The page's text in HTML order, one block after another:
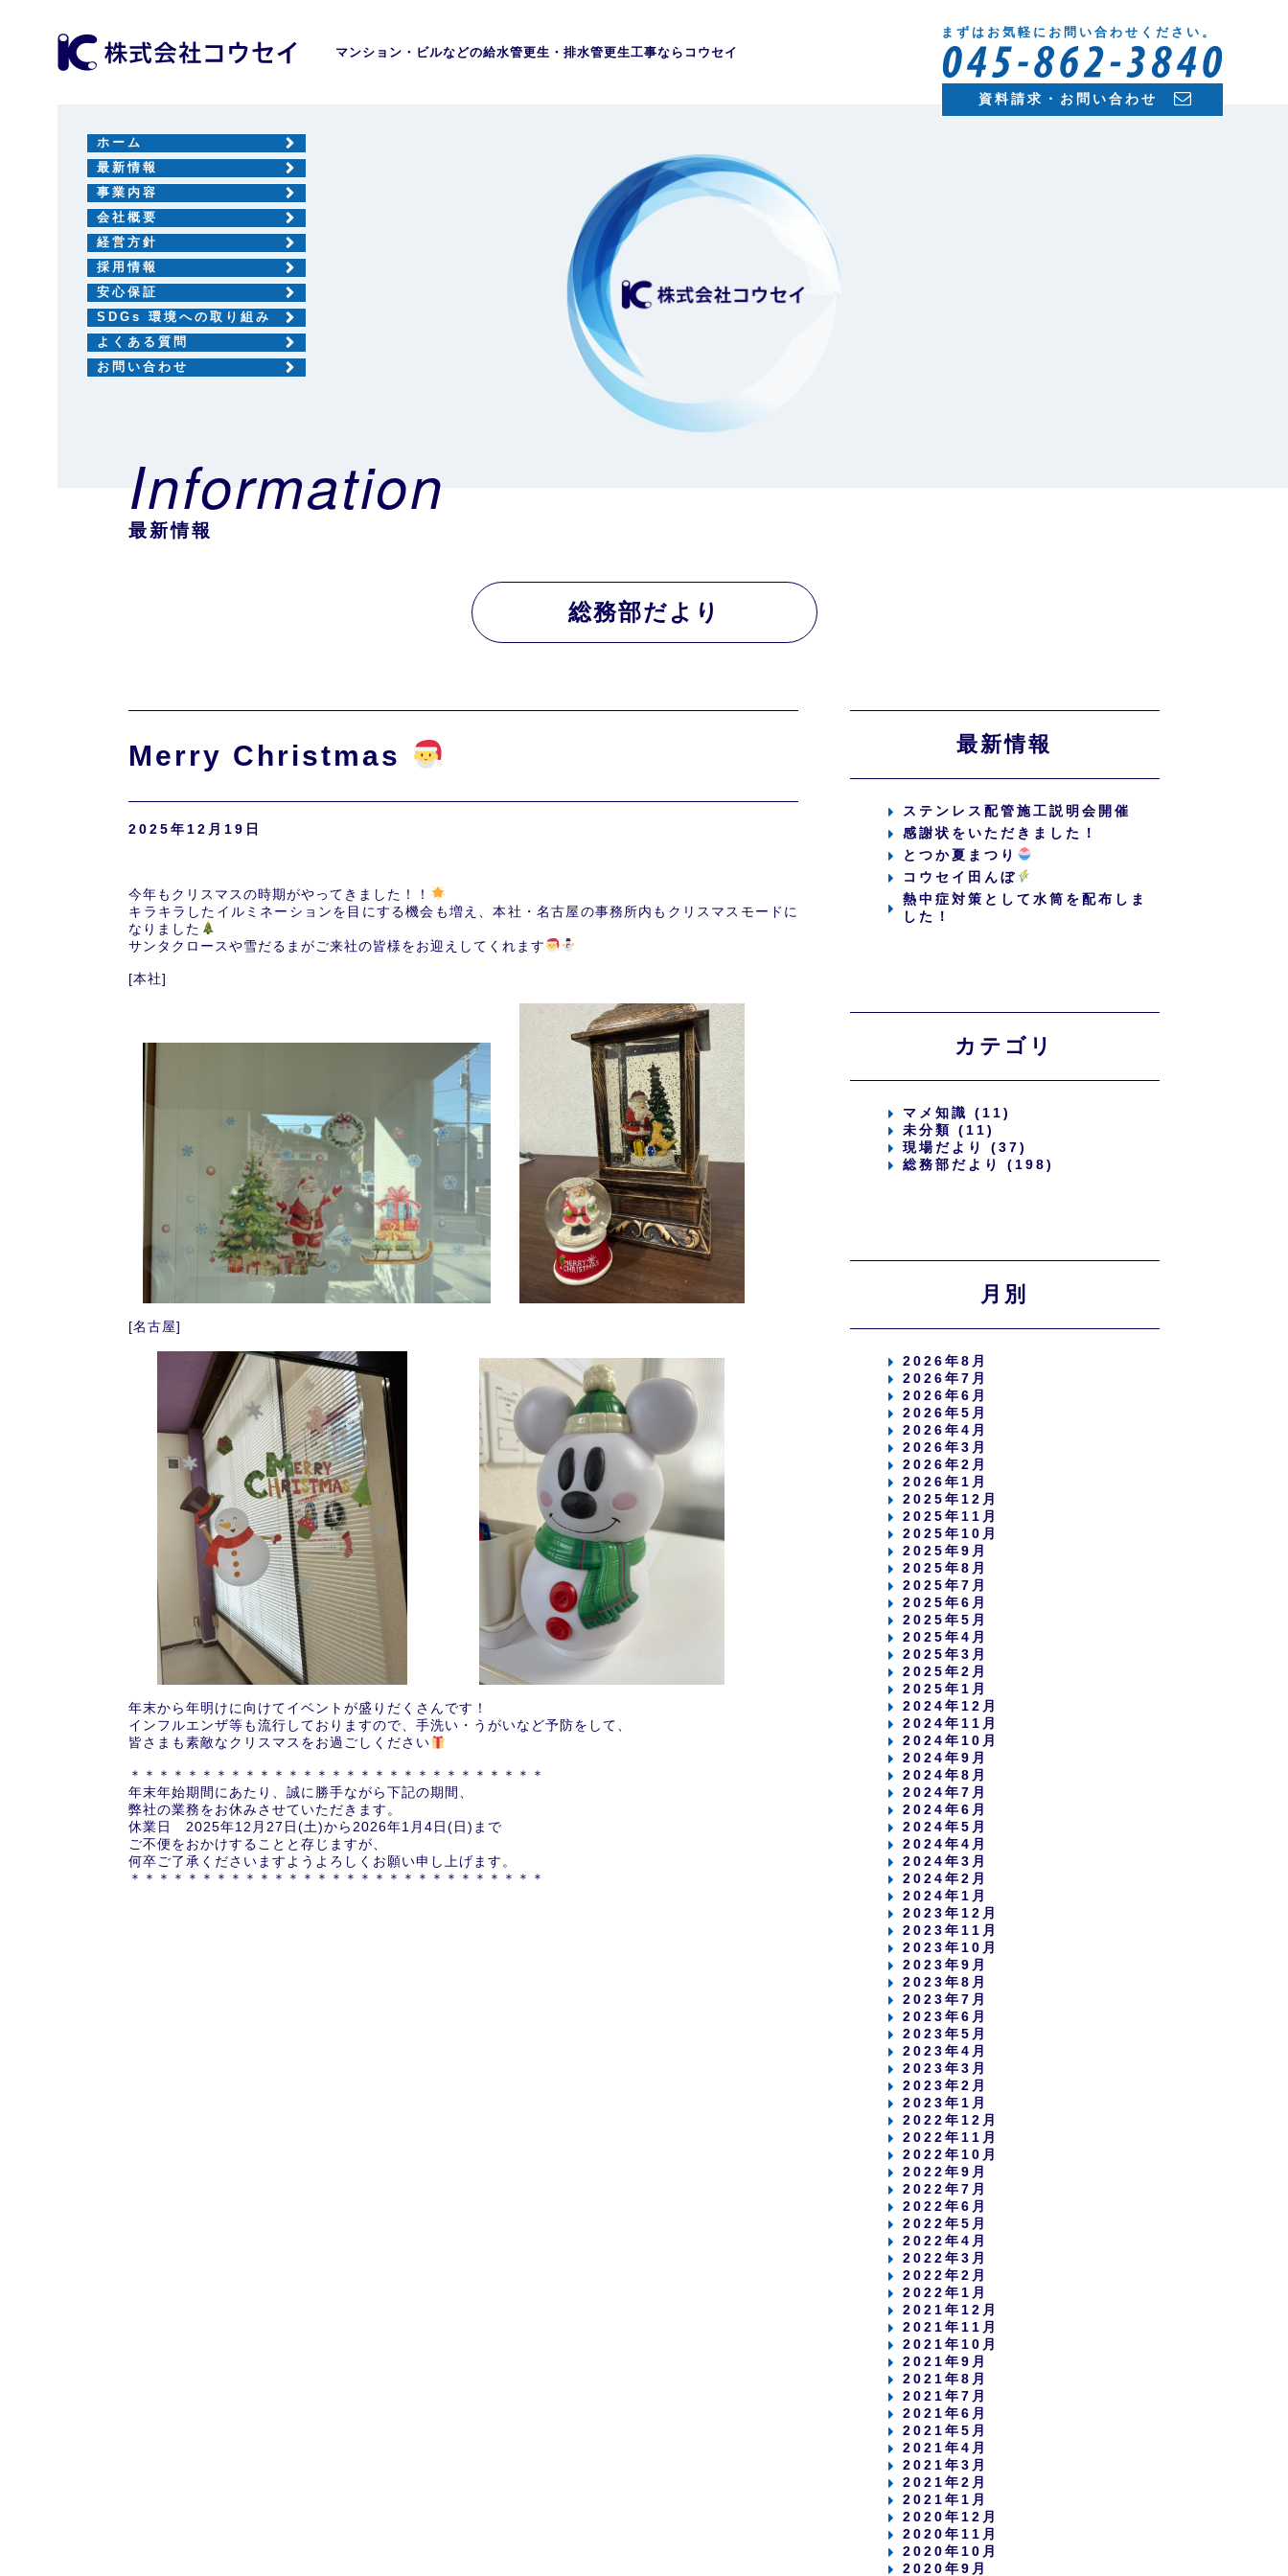
マンション・ビルなどの給水管更生・排水管更生工事ならコウセイ
まずはお気軽にお問い合わせください。
資料請求・お問い合わせ
ホーム
最新情報
事業内容
会社概要
経営方針
採用情報
安心保証
SDGs 環境への取り組み
よくある質問
お問い合わせ
Information
最新情報
総務部だより
Merry Christmas
2025年12月19日
今年もクリスマスの時期がやってきました！！
キラキラしたイルミネーションを目にする機会も増え、本社・名古屋の事務所内もクリスマスモードに
なりました
サンタクロースや雪だるまがご来社の皆様をお迎えしてくれます
[本社]
[名古屋]
年末から年明けに向けてイベントが盛りだくさんです！
インフルエンザ等も流行しておりますので、手洗い・うがいなど予防をして、
皆さまも素敵なクリスマスをお過ごしください
＊＊＊＊＊＊＊＊＊＊＊＊＊＊＊＊＊＊＊＊＊＊＊＊＊＊＊＊＊
年末年始期間にあたり、誠に勝手ながら下記の期間、
弊社の業務をお休みさせていただきます。
休業日 2025年12月27日(土)から2026年1月4日(日)まで
ご不便をおかけすることと存じますが、
何卒ご了承くださいますようよろしくお願い申し上げます。
＊＊＊＊＊＊＊＊＊＊＊＊＊＊＊＊＊＊＊＊＊＊＊＊＊＊＊＊＊
最新情報
ステンレス配管施工説明会開催
感謝状をいただきました！
とつか夏まつり
コウセイ田んぼ
熱中症対策として水筒を配布しま
した！
カテゴリ
マメ知識 (11)
未分類 (11)
現場だより (37)
総務部だより (198)
月別
2026年8月
2026年7月
2026年6月
2026年5月
2026年4月
2026年3月
2026年2月
2026年1月
2025年12月
2025年11月
2025年10月
2025年9月
2025年8月
2025年7月
2025年6月
2025年5月
2025年4月
2025年3月
2025年2月
2025年1月
2024年12月
2024年11月
2024年10月
2024年9月
2024年8月
2024年7月
2024年6月
2024年5月
2024年4月
2024年3月
2024年2月
2024年1月
2023年12月
2023年11月
2023年10月
2023年9月
2023年8月
2023年7月
2023年6月
2023年5月
2023年4月
2023年3月
2023年2月
2023年1月
2022年12月
2022年11月
2022年10月
2022年9月
2022年7月
2022年6月
2022年5月
2022年4月
2022年3月
2022年2月
2022年1月
2021年12月
2021年11月
2021年10月
2021年9月
2021年8月
2021年7月
2021年6月
2021年5月
2021年4月
2021年3月
2021年2月
2021年1月
2020年12月
2020年11月
2020年10月
2020年9月